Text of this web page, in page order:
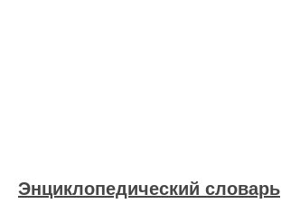
Энциклопедический словарь